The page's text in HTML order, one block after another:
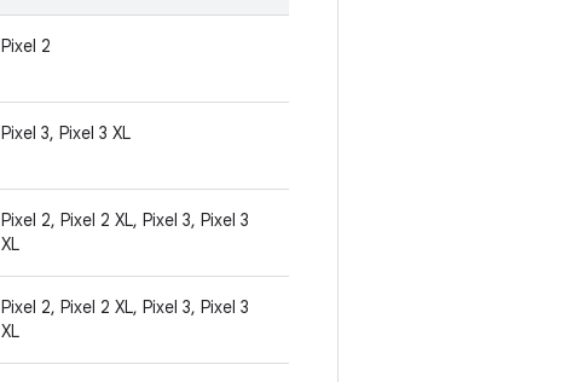
Pixel 2
Pixel 3, Pixel 3 XL
Pixel 2, Pixel 2 XL, Pixel 3, Pixel 3
XL
Pixel 2, Pixel 2 XL, Pixel 3, Pixel 3
XL